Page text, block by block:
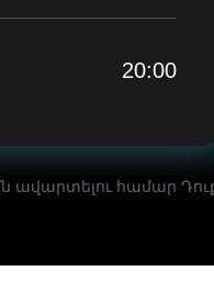
20:00
ավարտելու համար